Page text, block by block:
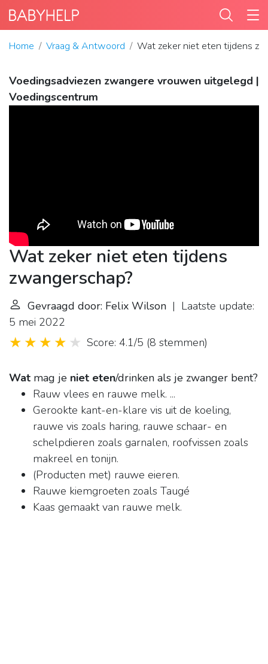
Home Vraag & Antwoord Wat zeker niet eten tijdens
Voedingsadviezen zwangere vrouwen uitgelegd |
Voedingscentrum
Wat zeker niet eten tijdens
zwangerschap?
Gevraagd door: Felix Wilson | Laatste update:
5 mei 2022
Score: 4.1/5 (8 stemmen)
Wat mag je niet eten/drinken als je zwanger bent?
Rauw vlees en rauwe melk. ...
Gerookte kant-en-klare vis uit de koeling,
rauwe vis zoals haring, rauwe schaar- en
schelpdieren zoals garnalen, roofvissen zoals
makreel en tonijn.
(Producten met) rauwe eieren.
Rauwe kiemgroeten zoals Taugé
Kaas gemaakt van rauwe melk.